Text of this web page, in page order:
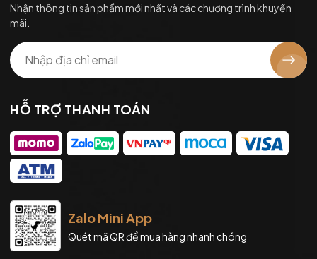
Nhận thông tin sản phẩm mới nhất và các chương trình khuyến
mãi.
HỖ TRỢ THANH TOÁN
Zalo Mini App
Quét mã QR để mua hàng nhanh chóng